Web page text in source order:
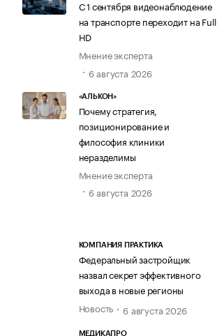
С 1 сентября видеонаблюдение
на транспорте переходит на Full
HD
Мнение эксперта
6 августа 2026
«АЛЬКОН»
Почему стратегия,
позиционирование и
философия клиники
неразделимы
Мнение эксперта
6 августа 2026
КОМПАНИЯ ПРАКТИКА
Федеральный застройщик
назвал секрет эффективного
выхода в новые регионы
Новость
6 августа 2026
МЕДИКАПРО